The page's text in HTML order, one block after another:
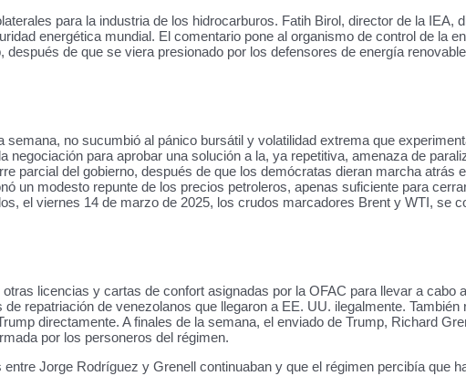
para la industria de los hidrocarburos. Fatih Birol, director de la IEA,
energética mundial. El comentario pone al organismo de control de la
de que se viera presionado por los defensores de energía
no sucumbió al pánico bursátil y volatilidad extrema que
para aprobar una solución a la, ya repetitiva, amenaza de
parcial del gobierno, después de que los demócratas dieran marcha atrás
un modesto repunte de los precios petroleros, apenas suficiente para
el viernes 14 de marzo de 2025, los crudos marcadores Brent y WTI, se
licencias y cartas de confort asignadas por la OFAC para llevar a
repatriación de venezolanos que llegaron a EE. UU. ilegalmente.
directamente. A finales de la semana, el enviado de Trump, Richard
por los personeros del régimen.
Jorge Rodríguez y Grenell continuaban y que el régimen percibía que